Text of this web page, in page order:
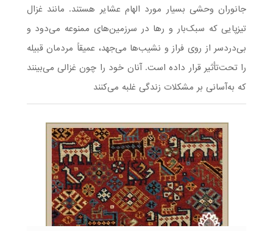
جانوران وحشی بسیار مورد الهام عشایر هستند. مانند غزال
تیزپایی که سبک‌بار و رها در سرزمین‌های ممنوعه می‌دود و
بی‌دردسر از روی فراز و نشیب‌ها می‌جهد، عمیقاً مردمان قبیله
را تحت‌تأثیر قرار داده است. آنان خود را چون غزالی می‌بینند
که به‌آسانی بر مشکلات زندگی غلبه می‌کنند